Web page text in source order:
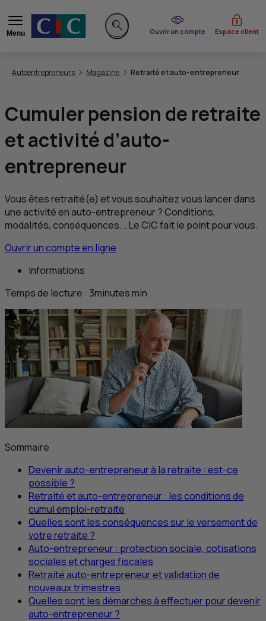
Menu
Rechercher sur le site
Ouvrir un compte
du CIC Espace client
Autoentrepreneurs Magazine Retraité et auto-entrepreneur
Cumuler pension de retraite
et activité d’auto-
entrepreneur
Vous êtes retraité(e) et vous souhaitez vous lancer dans
une activité en auto-entrepreneur ? Conditions,
modalités, conséquences... LeCICfait le point pour vous.
Ouvrir un compte en ligne
Informations
Temps de lecture : 3minutesmin
Sommaire
Devenir auto-entrepreneur à la retraite : est-ce
possible ?
Retraité et auto-entrepreneur : les conditions de
cumul emploi-retraite
Quelles sont les conséquences sur le versement de
votre retraite ?
Auto-entrepreneur : protection sociale, cotisations
sociales et charges fiscales
Retraité auto-entrepreneur et validation de
nouveaux trimestres
Quelles sont les démarches à effectuer pour devenir
auto-entrepreneur ?